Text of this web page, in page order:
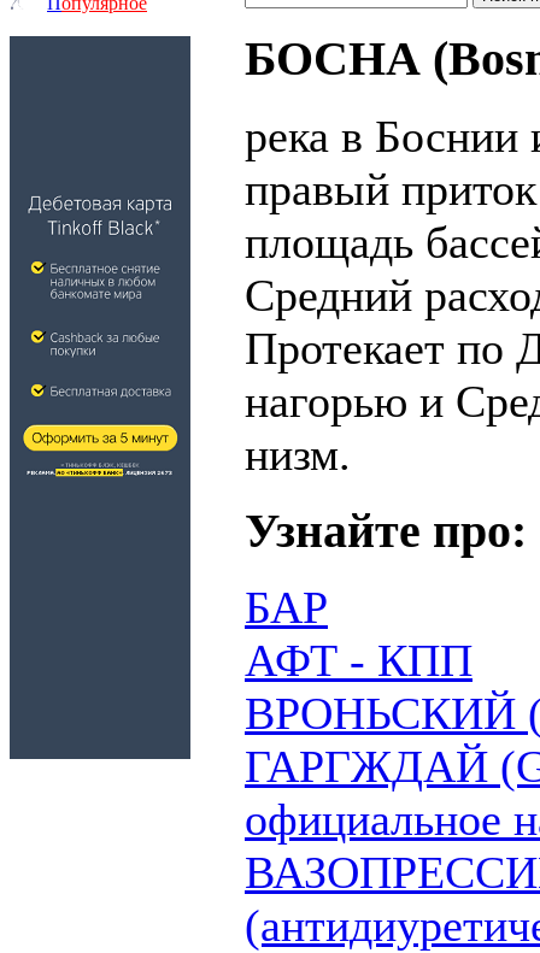
БОСНА
река в Боснии
правый
площадь
Средний
Протекает по
нагорью и
низм.
Узнайте про:
БАР
АФТ - КПП
ВРОНЬСКИЙ
ГАРГЖДАЙ
официальное